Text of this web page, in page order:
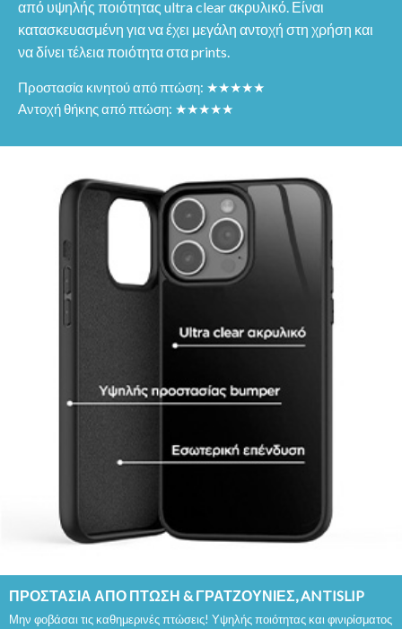
από υψηλής ποιότητας ultra clear ακρυλικό. Είναι
κατασκευασμένη για να έχει μεγάλη αντοχή στη χρήση και
να δίνει τέλεια ποιότητα στα prints.
Προστασία κινητού από πτώση: ★★★★★
Αντοχή θήκης από πτώση: ★★★★★
ΠΡΟΣΤΑΣΙΑ ΑΠΟ ΠΤΩΣΗ & ΓΡΑΤΖΟΥΝΙΕΣ, ANTISLIP
Μην φοβάσαι τις καθημερινές πτώσεις! Υψηλής ποιότητας και φινιρίσματος